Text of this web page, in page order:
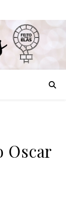
Oscar